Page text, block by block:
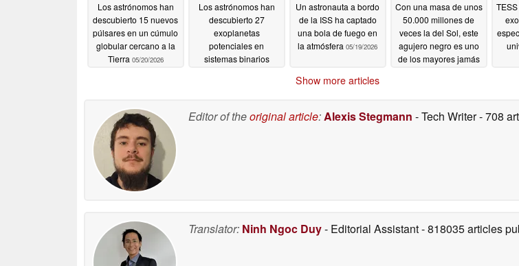
Los astrónomos han
descubierto 15 nuevos
púlsares en un cúmulo
globular cercano a la
Tierra 05/20/2026
Los astrónomos han
descubierto 27
exoplanetas
potenciales en
sistemas binarios
Un astronauta a bordo
de la ISS ha captado
una bola de fuego en
la atmósfera 05/19/2026
Con una masa de unos
50.000 millones de
veces la del Sol, este
agujero negro es uno
de los mayores jamás
Show more articles
Editor of theoriginal article:Alexis Stegmann - Tech Writer- 708
Translator: Ninh Ngoc Duy- Editorial Assistant- 818035 articles